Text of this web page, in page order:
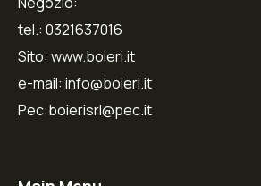
tel.: 0321637016
Sito: www.boieri.it
e-mail: info@boieri.it
Pec:boierisrl@pec.it